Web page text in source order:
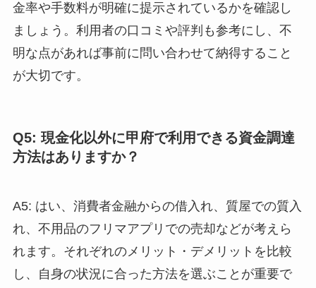
金率や手数料が明確に提示されているかを確認し
ましょう。利用者の口コミや評判も参考にし、不
明な点があれば事前に問い合わせて納得すること
が大切です。
Q5: 現金化以外に甲府で利用できる資金調達
方法はありますか？
A5: はい、消費者金融からの借入れ、質屋での質入
れ、不用品のフリマアプリでの売却などが考えら
れます。それぞれのメリット・デメリットを比較
し、自身の状況に合った方法を選ぶことが重要で